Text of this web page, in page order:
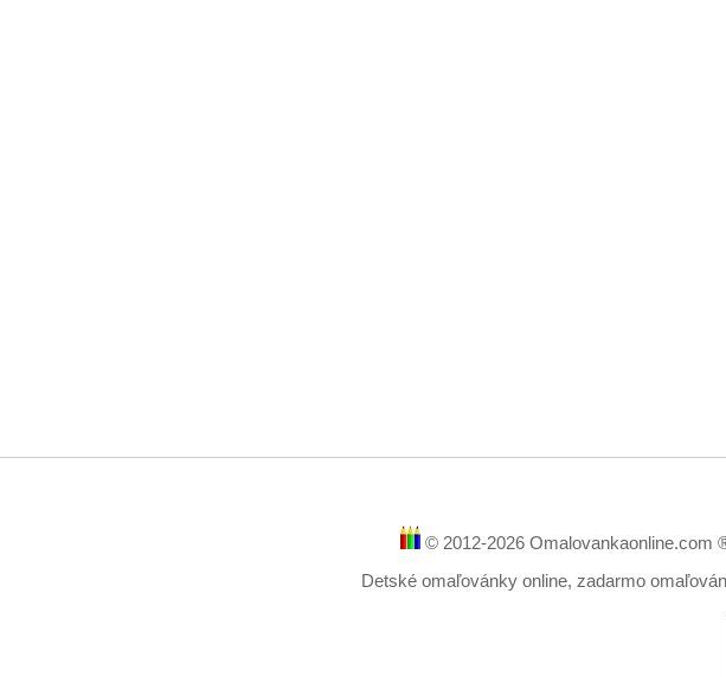
© 2012-2026 Omalovankaonline.com
Detské omaľovánky online, zadarmo